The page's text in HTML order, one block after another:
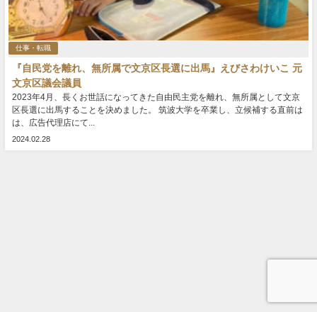
仕事・転職
『自民党を離れ、無所属で文京区長選に出馬』えびさわけいこ 元
文京区議会議員
2023年4月、長くお世話になってきた自由民主党を離れ、無所属として文京
区長選に出馬することを決めました。 筑波大学を卒業し、立候補する直前は
は、広告代理店にて...
2024.02.28